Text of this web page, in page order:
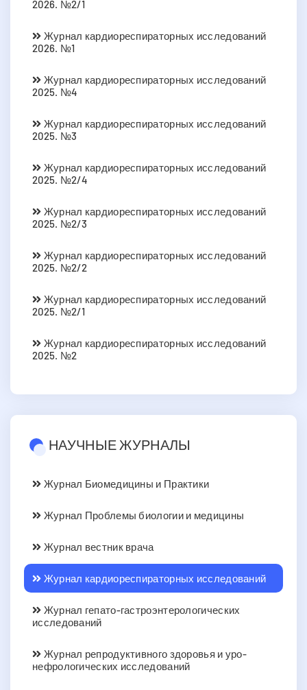
2026. №2/1
Журнал кардиореспираторных исследований
2026. №1
Журнал кардиореспираторных исследований
2025. №4
Журнал кардиореспираторных исследований
2025. №3
Журнал кардиореспираторных исследований
2025. №2/4
Журнал кардиореспираторных исследований
2025. №2/3
Журнал кардиореспираторных исследований
2025. №2/2
Журнал кардиореспираторных исследований
2025. №2/1
Журнал кардиореспираторных исследований
2025. №2
НАУЧНЫЕ ЖУРНАЛЫ
Журнал Биомедицины и Практики
Журнал Проблемы биологии и медицины
Журнал вестник врача
Журнал кардиореспираторных исследований
Журнал гепато-гастроэнтерологических
исследований
Журнал репродуктивного здоровья и уро-
нефрологических исследований